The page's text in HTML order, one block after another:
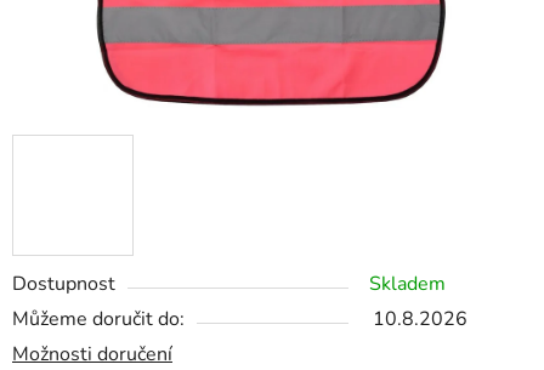
Dostupnost
Skladem
Můžeme doručit do:
10.8.2026
Možnosti doručení